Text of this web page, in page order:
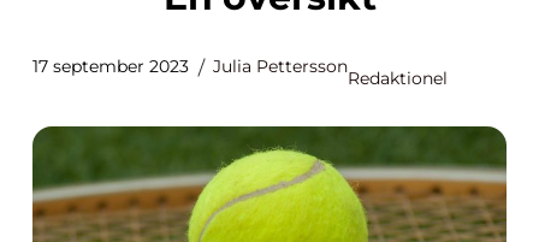
17 september 2023 Julia Pettersson
Redaktionel